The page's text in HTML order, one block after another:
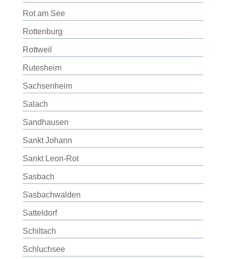
Rot am See
Rottenburg
Rottweil
Rutesheim
Sachsenheim
Salach
Sandhausen
Sankt Johann
Sankt Leon-Rot
Sasbach
Sasbachwalden
Satteldorf
Schiltach
Schluchsee